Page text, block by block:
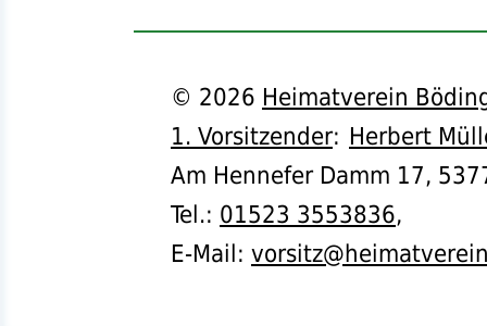
© 2026 Heimatverein
1. Vorsitzender: Herbert
Am Hennefer Damm 17,
Tel.: 01523 3553836,
E-Mail: